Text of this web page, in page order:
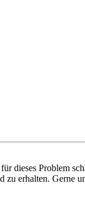
dieses Problem
erhalten. Gerne